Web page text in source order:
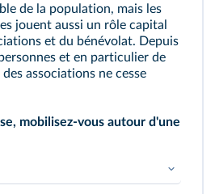
de la population, mais les
jouent aussi un rôle capital
et du bénévolat. Depuis
et en particulier de
associations ne cesse
mobilisez‑vous autour d'une